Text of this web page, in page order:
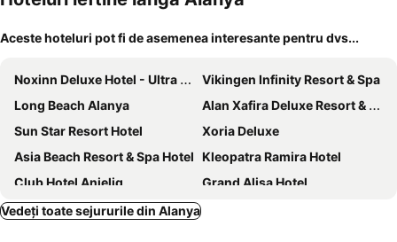
Aceste hoteluri pot fi de asemenea interesante pentru dvs...
Noxinn Deluxe Hotel - Ultra All Inclusive
Vikingen Infinity Resort & Spa
Long Beach Alanya
Alan Xafira Deluxe Resort & Spa-ULTRA ALL INCLUSIVE
Sun Star Resort Hotel
Xoria Deluxe
Asia Beach Resort & Spa Hotel Kleopatra Ramira Hotel
Club Hotel Anjeliq
Grand Alisa Hotel
Diamond Hill Resort Hotel
Vedeți toate sejururile din Alanya